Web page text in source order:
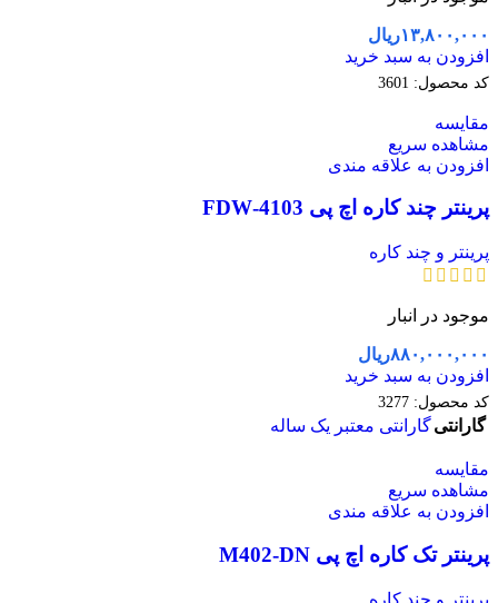
۱۳,۸۰۰,۰۰۰ریال
افزودن به سبد خرید
کد محصول: 3601
مقایسه
مشاهده سریع
افزودن به علاقه مندی
پرینتر چند کاره اچ پی 4103-FDW
پرینتر و چند کاره
موجود در انبار
۸۸۰,۰۰۰,۰۰۰ریال
افزودن به سبد خرید
کد محصول: 3277
گارانتیگارانتی معتبر یک ساله
مقایسه
مشاهده سریع
افزودن به علاقه مندی
پرینتر تک کاره اچ پی M402-DN
پرینتر و چند کاره